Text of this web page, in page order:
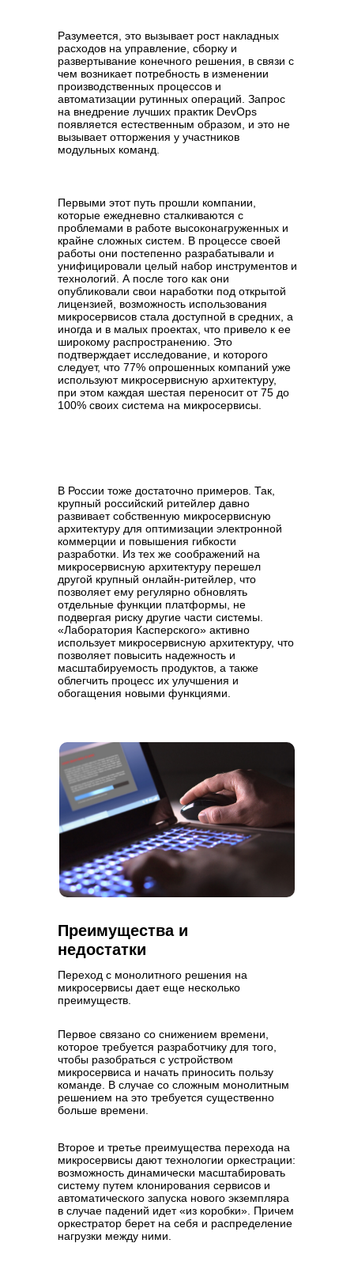
Разумеется, это вызывает рост накладных
расходов на управление, сборку и
развертывание конечного решения, в связи с
чем возникает потребность в изменении
производственных процессов и
автоматизации рутинных операций. Запрос
на внедрение лучших практик DevOps
появляется естественным образом, и это не
вызывает отторжения у участников
модульных команд.
Первыми этот путь прошли компании,
которые ежедневно сталкиваются с
проблемами в работе высоконагруженных и
крайне сложных систем. В процессе своей
работы они постепенно разрабатывали и
унифицировали целый набор инструментов и
технологий. А после того как они
опубликовали свои наработки под открытой
лицензией, возможность использования
микросервисов стала доступной в средних, а
иногда и в малых проектах, что привело к ее
широкому распространению. Это
подтверждает исследование, и которого
следует, что 77% опрошенных компаний уже
используют микросервисную архитектуру,
при этом каждая шестая переносит от 75 до
100% своих система на микросервисы.
В России тоже достаточно примеров. Так,
крупный российский ритейлер давно
развивает собственную микросервисную
архитектуру для оптимизации электронной
коммерции и повышения гибкости
разработки. Из тех же соображений на
микросервисную архитектуру перешел
другой крупный онлайн-ритейлер, что
позволяет ему регулярно обновлять
отдельные функции платформы, не
подвергая риску другие части системы.
«Лаборатория Касперского» активно
использует микросервисную архитектуру, что
позволяет повысить надежность и
масштабируемость продуктов, а также
облегчить процесс их улучшения и
обогащения новыми функциями.
Преимущества и
недостатки
Переход с монолитного решения на
микросервисы дает еще несколько
преимуществ.
Первое связано со снижением времени,
которое требуется разработчику для того,
чтобы разобраться с устройством
микросервиса и начать приносить пользу
команде. В случае со сложным монолитным
решением на это требуется существенно
больше времени.
Второе и третье преимущества перехода на
микросервисы дают технологии оркестрации:
возможность динамически масштабировать
систему путем клонирования сервисов и
автоматического запуска нового экземпляра
в случае падений идет «из коробки». Причем
оркестратор берет на себя и распределение
нагрузки между ними.